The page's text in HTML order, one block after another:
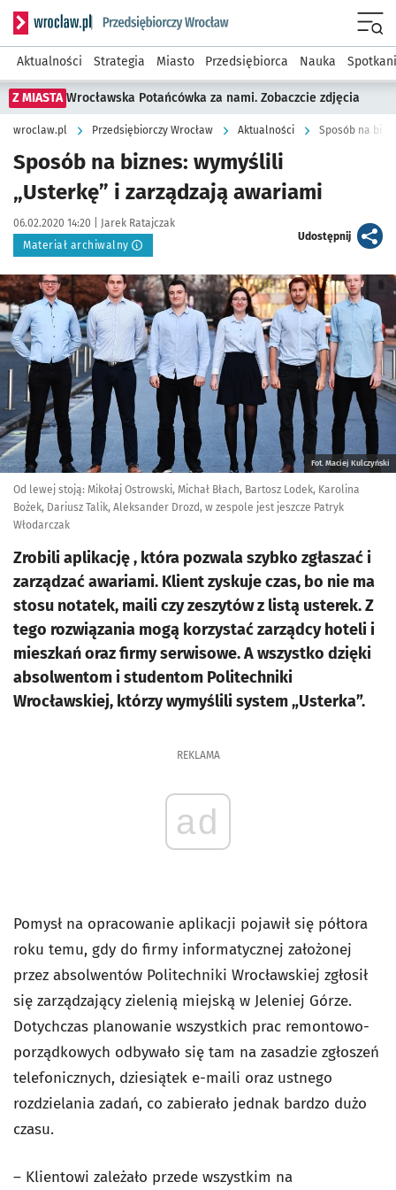
Serwis informacyjny wroclaw.pl podserwis: Strategia
Aktualności Strategia Miasto Przedsiębiorca Nauka
Z MIASTA Wrocławska Potańcówka za nami. Zobaczcie zdjęcia
wroclaw.pl Przedsiębiorczy Wrocław Aktualności Sposób na
Sposób na biznes: wymyślili
„Usterkę” i zarządzają awariami
Data publikacji:
06.02.2020 14:20 | Autor:
Jarek Ratajczak
Materiał archiwalny
Udostępnijartykuł
Kliknij, aby powiększyć
Fot. Maciej Kulczyński
Od lewej stoją: Mikołaj Ostrowski, Michał Błach, Bartosz Lodek, Karolina
Bożek, Dariusz Talik, Aleksander Drozd, w zespole jest jeszcze Patryk
Włodarczak
Zrobili aplikację , która pozwala szybko zgłaszać i
zarządzać awariami. Klient zyskuje czas, bo nie ma
stosu notatek, maili czy zeszytów z listą usterek. Z
tego rozwiązania mogą korzystać zarządcy hoteli i
mieszkań oraz firmy serwisowe. A wszystko dzięki
absolwentom i studentom Politechniki
Wrocławskiej, którzy wymyślili system „Usterka”.
REKLAMA
ad
Pomysł na opracowanie aplikacji pojawił się półtora
roku temu, gdy do firmy informatycznej założonej
przez absolwentów Politechniki Wrocławskiej zgłosił
się zarządzający zielenią miejską w Jeleniej Górze.
Dotychczas planowanie wszystkich prac remontowo-
porządkowych odbywało się tam na zasadzie zgłoszeń
telefonicznych, dziesiątek e-maili oraz ustnego
rozdzielania zadań, co zabierało jednak bardzo dużo
czasu.
– Klientowi zależało przede wszystkim na